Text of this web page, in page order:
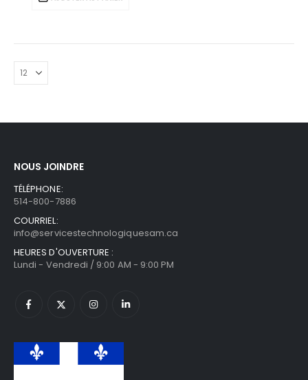
NOUS JOINDRE
TÉLÉPHONE:
514-800-7886
COURRIEL:
info@servicestechnologiquesam.ca
HEURES D'OUVERTURE :
Lundi - Vendredi / 9:00 AM - 9:00 PM